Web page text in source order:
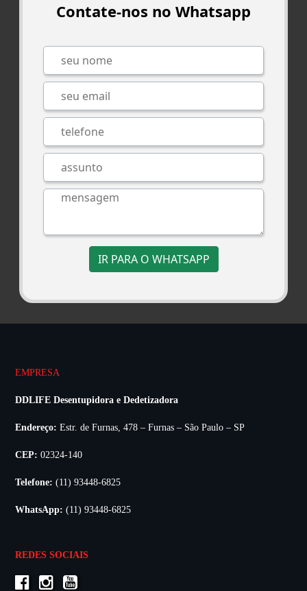
Contate-nos no Whatsapp
IR PARA O WHATSAPP
EMPRESA
DDLIFE Desentupidora e Dedetizadora
Endereço: Estr. de Furnas, 478 – Furnas – São Paulo – SP
CEP: 02324-140
Telefone: (11) 93448-6825
WhatsApp: (11) 93448-6825
REDES SOCIAIS